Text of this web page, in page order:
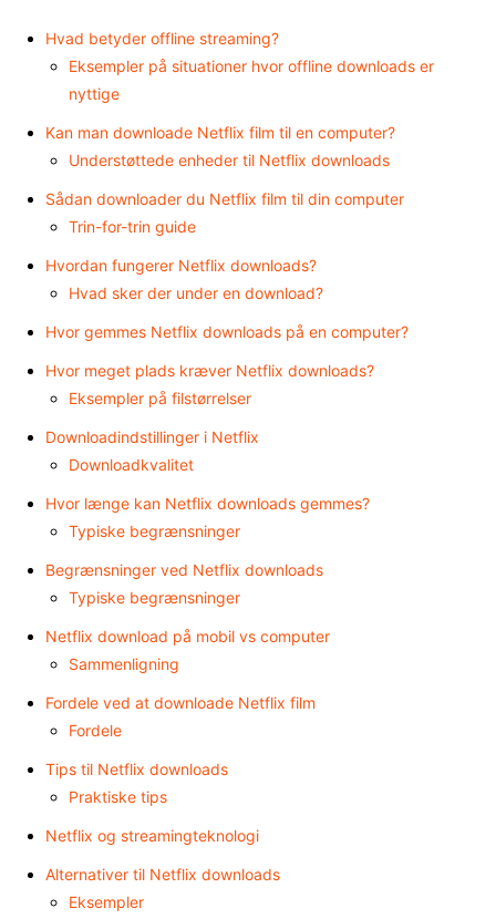
Hvad betyder offline streaming?
Eksempler på situationer hvor offline downloads er
nyttige
Kan man downloade Netflix film til en computer?
Understøttede enheder til Netflix downloads
Sådan downloader du Netflix film til din computer
Trin-for-trin guide
Hvordan fungerer Netflix downloads?
Hvad sker der under en download?
Hvor gemmes Netflix downloads på en computer?
Hvor meget plads kræver Netflix downloads?
Eksempler på filstørrelser
Downloadindstillinger i Netflix
Downloadkvalitet
Hvor længe kan Netflix downloads gemmes?
Typiske begrænsninger
Begrænsninger ved Netflix downloads
Typiske begrænsninger
Netflix download på mobil vs computer
Sammenligning
Fordele ved at downloade Netflix film
Fordele
Tips til Netflix downloads
Praktiske tips
Netflix og streamingteknologi
Alternativer til Netflix downloads
Eksempler